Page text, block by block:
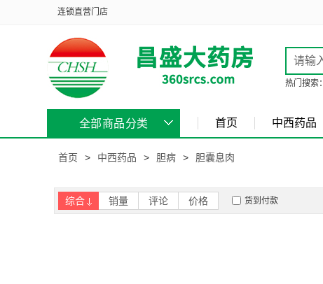
连锁直营门店
热门搜索：
全部商品分类 首页 中西药品
首页 > 中西药品 > 胆病 > 胆囊息肉
综合 销量 评论 价格 货到付款